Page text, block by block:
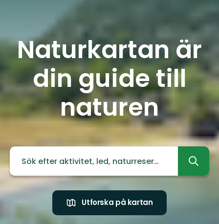
Naturkartan är
din guide till
naturen
Utforska på kartan